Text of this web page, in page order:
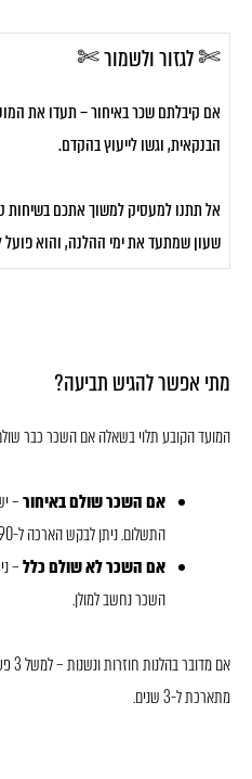
✄ לגזור ולשמור ✄
אם קיבלתם שכר באיחור – תעדו את
הבנקאית, וגשו לייעוץ בהקדם.
אל תתנו למעסיק למשוך אתכם בשיחות
שעון שמתעד את ימי ההלנה, והוא פועל
מתי אפשר להגיש תביעה?
המועד הקובע תלוי בשאלה אם השכר כבר
אם השכר שולם באיחור
התשלום. ניתן לבקש הארכה ל-90 יום.
אם השכר לא שולם כלל–
השכר נחשב למולן.
מתארכת ל-3 שנים.